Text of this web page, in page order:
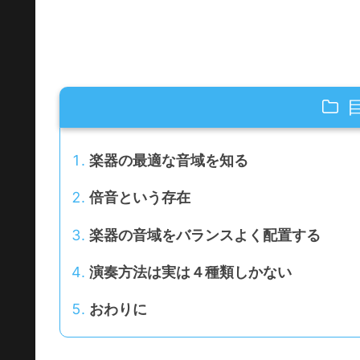
楽器の最適な音域を知る
倍音という存在
楽器の音域をバランスよく配置する
演奏方法は実は４種類しかない
おわりに